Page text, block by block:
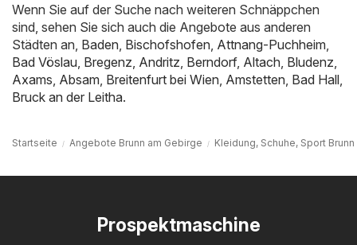
Wenn Sie auf der Suche nach weiteren Schnäppchen
sind, sehen Sie sich auch die Angebote aus anderen
Städten an, Baden Bischofshofen Attnang-Puchheim
Bad Vöslau Bregenz Andritz Berndorf, Altach Bludenz
Axams Absam Breitenfurt bei Wien Amstetten Bad Hall
Bruck an der Leitha.
Startseite Angebote Brunn am Gebirge Kleidung, Schuhe, Sport
Prospektmaschine